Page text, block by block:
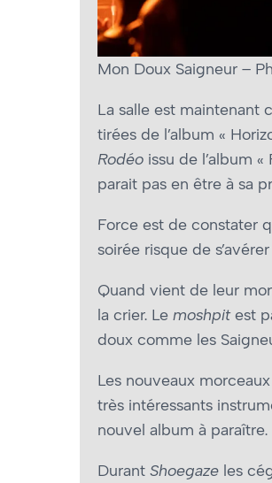
Mon Doux Saigneur –
La salle est maintenant
tirées de l’album «
Rodéo issu de l’album
parait pas en être à sa
Force est de constater
soirée risque de
Quand vient de leur
la crier. Le moshpitest
doux comme les
Les nouveaux
très intéressants
nouvel album à paraître.
Durant Shoegaze les